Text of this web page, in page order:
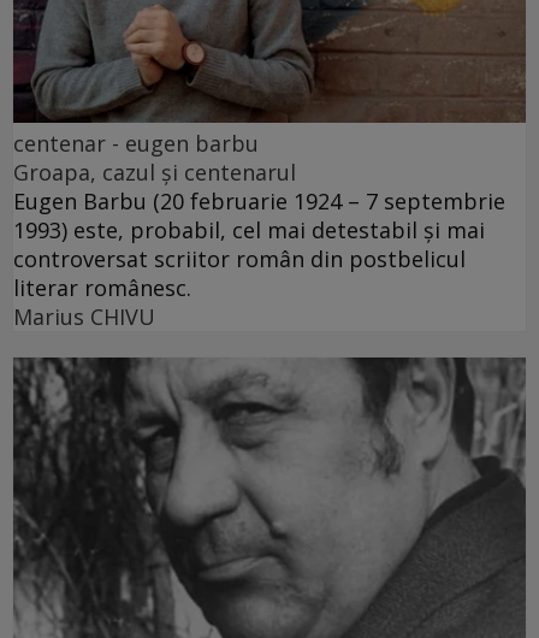
centenar - eugen barbu
Groapa, cazul și centenarul
Eugen Barbu (20 februarie 1924 – 7 septembrie
1993) este, probabil, cel mai detestabil și mai
controversat scriitor român din postbelicul
literar românesc.
Marius CHIVU